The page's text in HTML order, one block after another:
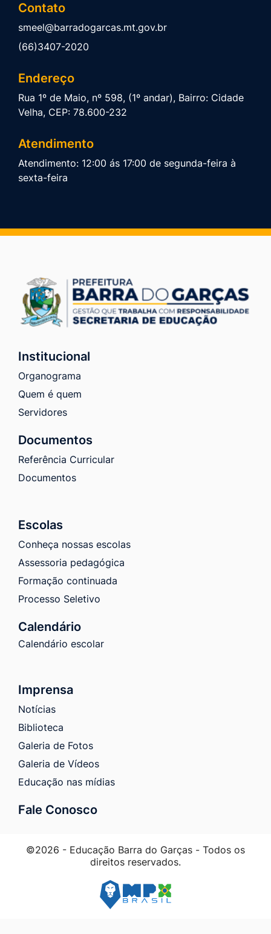
Contato
smeel@barradogarcas.mt.gov.br
(66)3407-2020
Endereço
Rua 1º de Maio, nº 598, (1º andar), Bairro: Cidade
Velha, CEP: 78.600-232
Atendimento
Atendimento: 12:00 ás 17:00 de segunda-feira à
sexta-feira
Institucional
Organograma
Quem é quem
Servidores
Documentos
Referência Curricular
Documentos
Escolas
Conheça nossas escolas
Assessoria pedagógica
Formação continuada
Processo Seletivo
Calendário
Calendário escolar
Imprensa
Notícias
Biblioteca
Galeria de Fotos
Galeria de Vídeos
Educação nas mídias
Fale Conosco
©2026 - Educação Barra do Garças - Todos os
direitos reservados.